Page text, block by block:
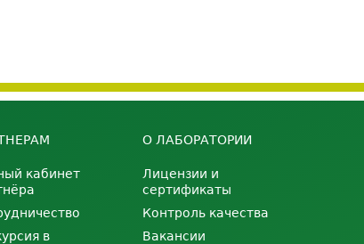
кабинет
в
О ЛАБОРАТОРИИ
Лицензии и
сертификаты
Контроль качества
Вакансии